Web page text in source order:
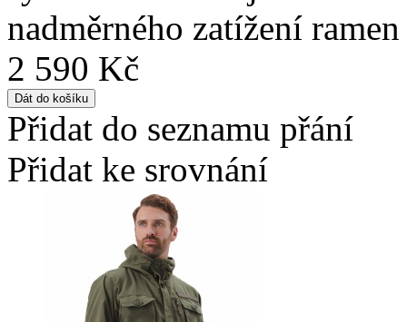
nadměrného zatížení
2 590 Kč
Přidat do seznamu přání
Přidat ke srovnání